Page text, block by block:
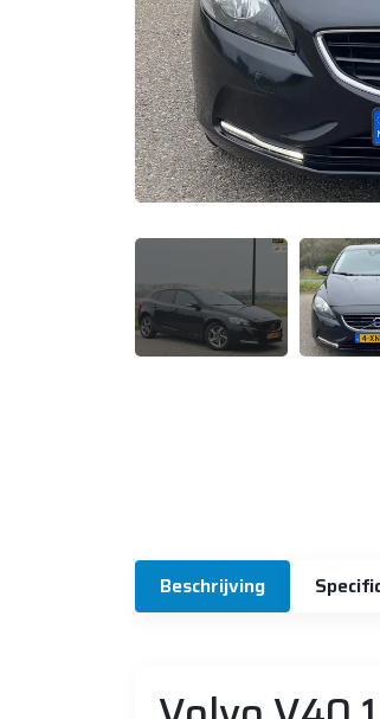
Beschrijving